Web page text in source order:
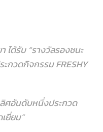
ด้รับ “รางวัลรองชนะ
กวดกิจกรรม FRESHY
ลิศอันดับหนึ่งประกวด
ยี่ยม”